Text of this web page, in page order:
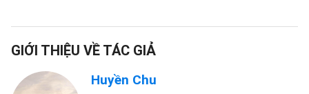
GIỚI THIỆU VỀ TÁC GIẢ
Huyền Chu